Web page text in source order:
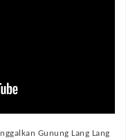
Gunung Lang Lang